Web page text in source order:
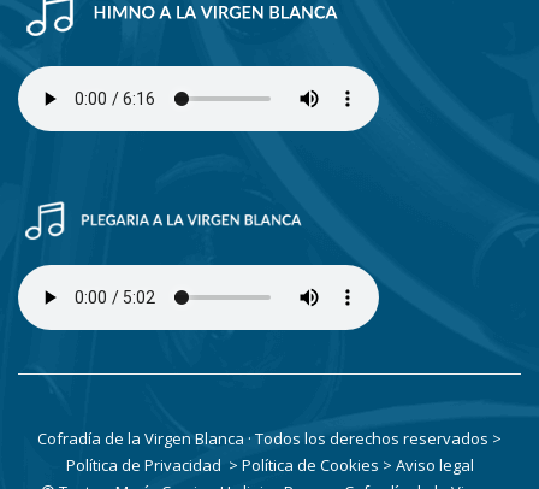
Cofradía de la Virgen Blanca · Todos los derechos reservados >
Política de Privacidad > Política de Cookies > Aviso legal